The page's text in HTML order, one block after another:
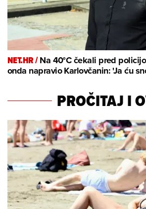
NET.HR /Na 40°C čekali pred
onda napravio Karlovčanin: 'Ja ću
PROČITAJ I